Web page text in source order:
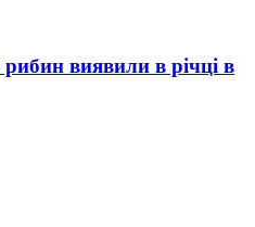
виявили в річці в